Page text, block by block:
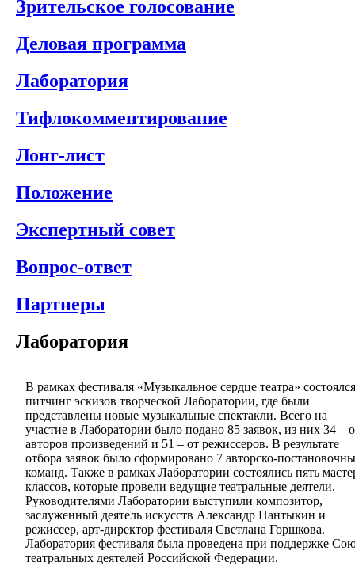
Зрительское голосование
Деловая программа
Лаборатория
Тифлокомментирование
Лонг-лист
Положение
Экспертный совет
Вопрос-ответ
Партнеры
Лаборатория
В рамках фестиваля «Музыкальное сердце театра» состоялся
питчинг эскизов творческой Лаборатории, где были
представлены новые музыкальные спектакли. Всего на
участие в Лаборатории было подано 85 заявок, из них 34 –
авторов произведений и 51 – от режиссеров. В результате
отбора заявок было сформировано 7 авторско-
команд. Также в рамках Лаборатории состоялись пять
классов, которые провели ведущие театральные деятели.
Руководителями Лаборатории выступили композитор,
заслуженный деятель искусств Александр Пантыкин и
режиссер, арт-директор фестиваля Светлана Горшкова.
Лаборатория фестиваля была проведена при поддержке
театральных деятелей Российской Федерации.